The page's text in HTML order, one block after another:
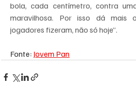
bola, cada centímetro, contra
maravilhosa. Por isso dá mais
jogadores fizeram, não só hoje”.
Fonte: Jovem Pan